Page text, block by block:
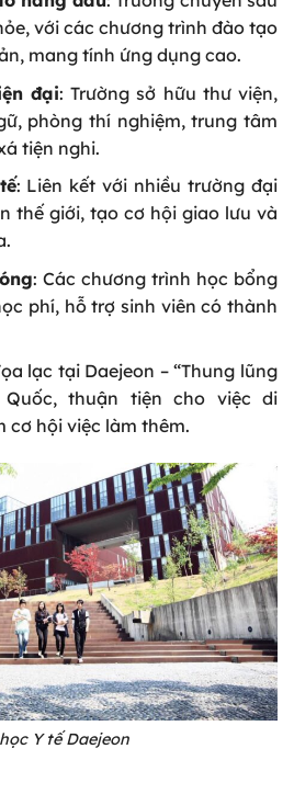
với các chương trình đào tạo
mang tính ứng dụng cao.
đại: Trường sở hữu thư viện,
phòng thí nghiệm, trung tâm
tiện nghi.
: Liên kết với nhiều trường đại
thế giới, tạo cơ hội giao lưu và
: Các chương trình học bổng
phí, hỗ trợ sinh viên có thành
lạc tại Daejeon – “Thung lũng
Quốc, thuận tiện cho việc di
cơ hội việc làm thêm.
Y tế Daejeon